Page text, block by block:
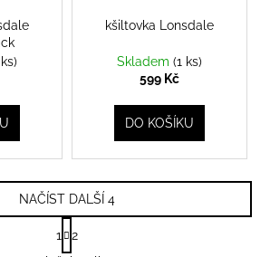
kšiltovka Lonsdale
Skladem (1 ks)
599 Kč
DO KOŠÍKU
NAČÍST DALŠÍ 4
S
t
1
2